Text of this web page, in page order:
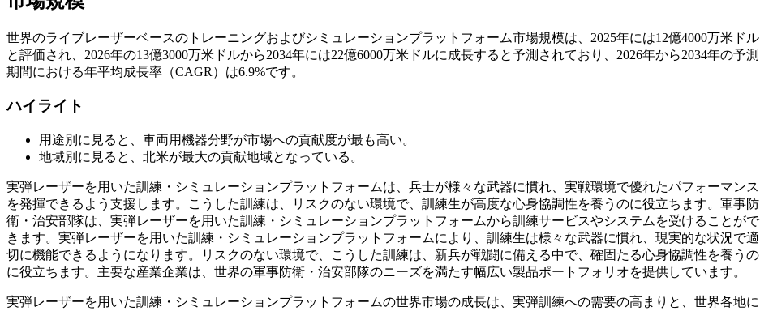
世界のライブレーザーベースのトレーニングおよびシミュレーションプラットフォーム市場規模は、2025年には12億4000万米ドル
と評価され、2026年の13億3000万米ドルから2034年には22億6000万米ドルに成長すると予測されており、2026年から2034年の予測
期間における年平均成長率（CAGR）は6.9%です。
ハイライト
用途別に見ると、車両用機器分野が市場への貢献度が最も高い。
地域別に見ると、北米が最大の貢献地域となっている。
実弾レーザーを用いた訓練・シミュレーションプラットフォームは、兵士が様々な武器に慣れ、実戦環境で優れたパフォーマンス
を発揮できるよう支援します。こうした訓練は、リスクのない環境で、訓練生が高度な心身協調性を養うのに役立ちます。軍事防
衛・治安部隊は、実弾レーザーを用いた訓練・シミュレーションプラットフォームから訓練サービスやシステムを受けることがで
きます。実弾レーザーを用いた訓練・シミュレーションプラットフォームにより、訓練生は様々な武器に慣れ、現実的な状況で適
切に機能できるようになります。リスクのない環境で、こうした訓練は、新兵が戦闘に備える中で、確固たる心身協調性を養うの
に役立ちます。主要な産業企業は、世界の軍事防衛・治安部隊のニーズを満たす幅広い製品ポートフォリオを提供しています。
実弾レーザーを用いた訓練・シミュレーションプラットフォームの世界市場の成長は、実弾訓練への需要の高まりと、世界各地に